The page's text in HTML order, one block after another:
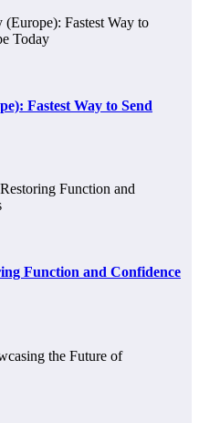
Fastest Way to Send
Function and Confidence